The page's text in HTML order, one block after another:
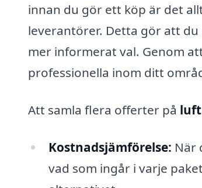
innan du gör ett köp är det
leverantörer. Detta gör att
mer informerat val. Genom
professionella inom ditt
Att samla flera offerter på
Kostnadsjämförelse: När
vad som ingår i varje